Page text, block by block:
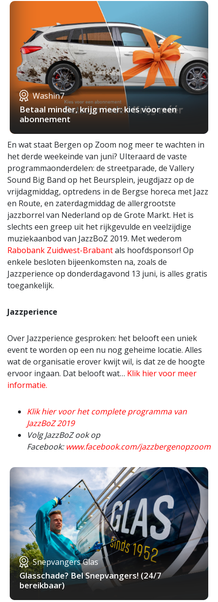
Washin7
Betaal minder, krijg meer: kies voor een
abonnement
En wat staat Bergen op Zoom nog meer te wachten in
het derde weekeinde van juni? UIteraard de vaste
programmaonderdelen: de streetparade, de Vallery
Sound Big Band op het Beursplein, jeugdjazz op de
vrijdagmiddag, optredens in de Bergse horeca met Jazz
en Route, en zaterdagmiddag de allergrootste
jazzborrel van Nederland op de Grote Markt. Het is
slechts een greep uit het rijkgevulde en veelzijdige
muziekaanbod van JazzBoZ 2019. Met wederom
Rabobank Zuidwest-Brabantals hoofdsponsor! Op
enkele besloten bijeenkomsten na, zoals de
Jazzperience op donderdagavond 13 juni, is alles gratis
toegankelijk.
Jazzperience
Over Jazzperience gesproken: het belooft een uniek
event te worden op een nu nog geheime locatie. Alles
wat de organisatie erover kwijt wil, is dat ze de hoogte
ervoor ingaan. Dat belooft wat… Klik hier voor meer
informatie.
Klik hier voor het complete programma van
JazzBoZ 2019
Volg JazzBoZ ook op
Facebook: www.facebook.com/jazzbergenopzoom
Snepvangers Glas
Glasschade? Bel Snepvangers! (24/7
bereikbaar)